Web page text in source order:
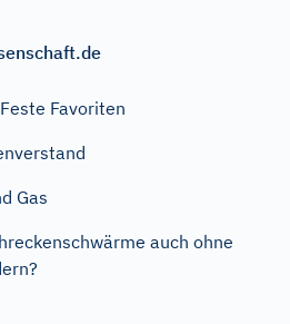
Feste Favoriten
Gas
auch ohne